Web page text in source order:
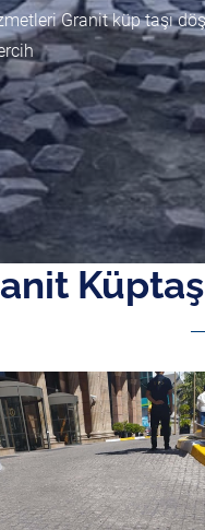
Granit küp taşı